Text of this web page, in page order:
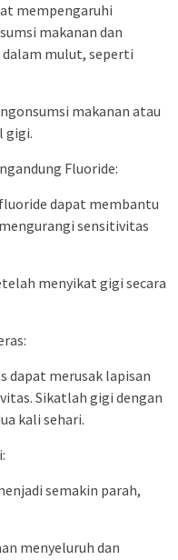
mempengaruhi
makanan dan
dalam mulut, seperti
makanan atau
gigi.
Fluoride:
dapat membantu
sensitivitas
menyikat gigi secara
dapat merusak lapisan
Sikatlah gigi dengan
kali sehari.
semakin parah,
menyeluruh dan